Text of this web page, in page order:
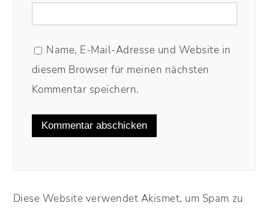
Name, E-Mail-Adresse und Website in
diesem Browser für meinen nächsten
Kommentar speichern.
Diese Website verwendet Akismet, um Spam zu